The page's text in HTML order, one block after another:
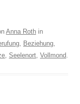
Anna Roth in
, Beziehung,
, Seelenort, Vollmond.